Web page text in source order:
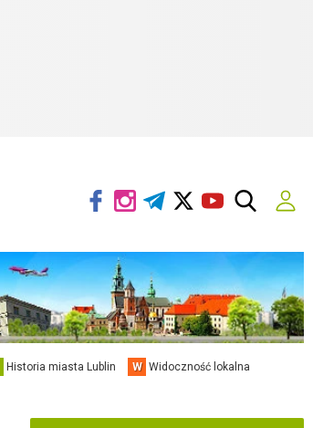
Historia miasta Lublin W Widoczność lokalna